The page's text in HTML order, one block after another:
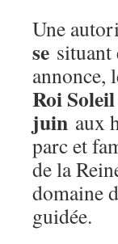
Une
se situant
annonce,
Roi Soleil
juin aux
parc et
de la
domaine
guidée.